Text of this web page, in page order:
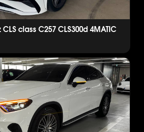
class C257 CLS300d 4MATIC